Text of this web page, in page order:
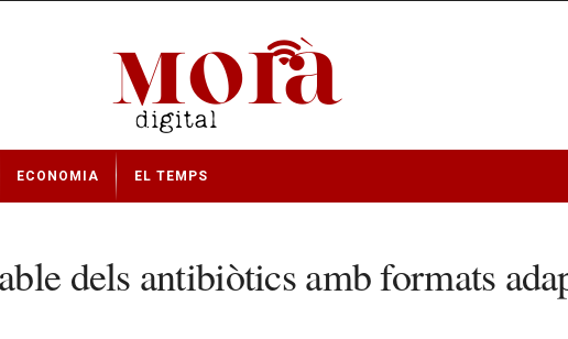
ECONOMIA EL TEMPS
dels antibiòtics amb formats